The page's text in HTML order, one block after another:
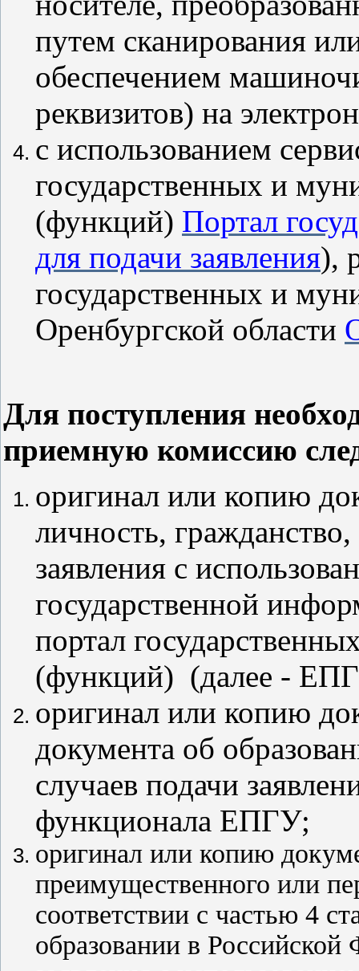
путем сканирования
обеспечением
реквизитов) на
с использованием
государственных и
(функций) Портал
для подачи заявления),
государственных и
Оренбургской области
Для поступления
приемную комиссию
оригинал или копию
личность,
заявления с
государственной
портал
(функций) (далее -
оригинал или копию
документа об
случаев подачи
функционала ЕПГУ;
оригинал или копию
преимущественного или
соответствии с частью 4
образовании в Российской